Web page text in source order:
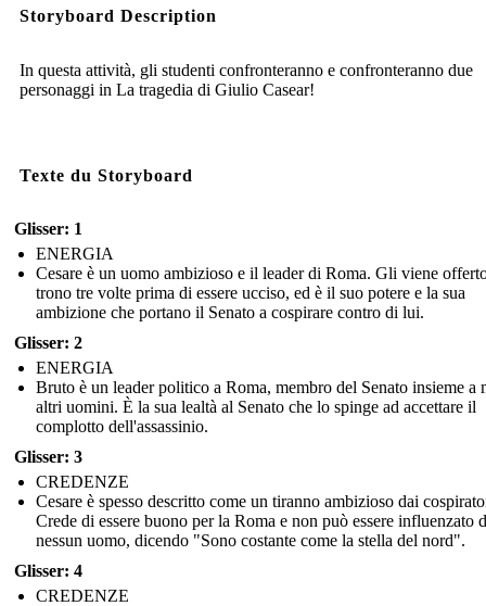
Storyboard Description
In questa attività, gli studenti confronteranno e confronteranno due
personaggi in La tragedia di Giulio Casear!
Texte du Storyboard
Glisser: 1
ENERGIA
Cesare è un uomo ambizioso e il leader di Roma. Gli viene
trono tre volte prima di essere ucciso, ed è il suo potere e la sua
ambizione che portano il Senato a cospirare contro di lui.
Glisser: 2
ENERGIA
Bruto è un leader politico a Roma, membro del Senato insieme a
altri uomini. È la sua lealtà al Senato che lo spinge ad accettare il
complotto dell'assassinio.
Glisser: 3
CREDENZE
Cesare è spesso descritto come un tiranno ambizioso dai
Crede di essere buono per la Roma e non può essere influenzato
nessun uomo, dicendo "Sono costante come la stella del nord".
Glisser: 4
CREDENZE